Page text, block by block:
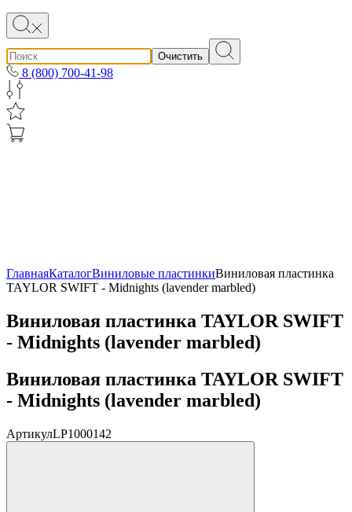
Очистить
8 (800) 700-41-98
ГлавнаяКаталогВиниловые пластинкиВиниловая пластинка
TAYLOR SWIFT - Midnights (lavender marbled)
Виниловая пластинка TAYLOR SWIFT
- Midnights (lavender marbled)
Виниловая пластинка TAYLOR SWIFT
- Midnights (lavender marbled)
АртикулLP1000142